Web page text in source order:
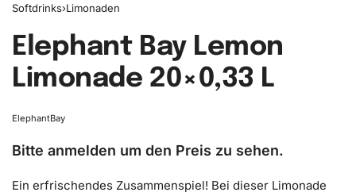
Softdrinks›Limonaden
Elephant Bay Lemon
Limonade ​20×0,33 L
ElephantBay
Bitte anmelden um den Preis zu sehen.
Ein erfrischendes Zusammenspiel! Bei dieser Limonade